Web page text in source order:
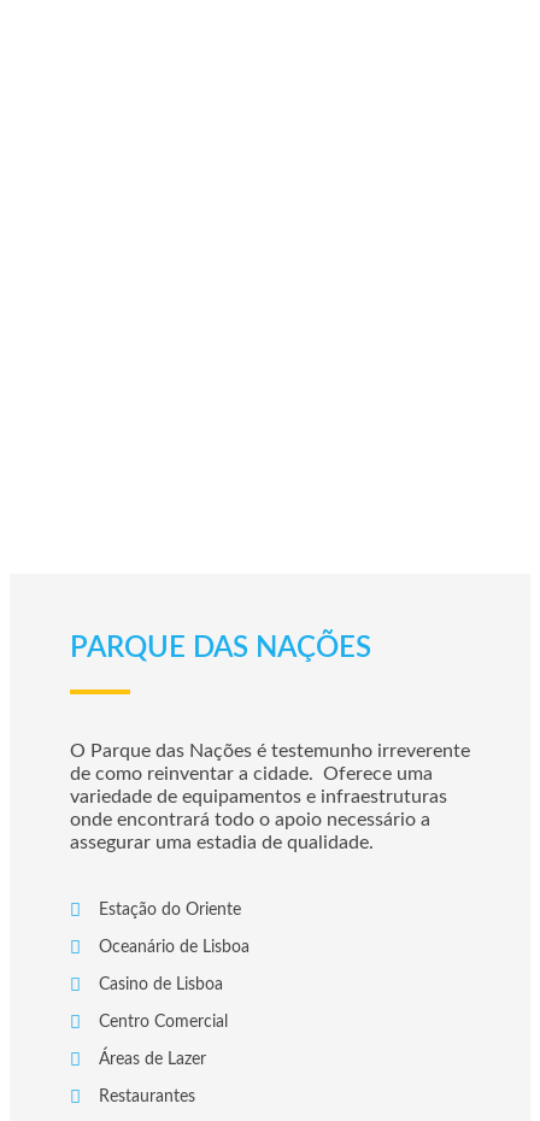
PARQUE DAS NAÇÕES
O Parque das Nações é testemunho irreverente
de como reinventar a cidade. Oferece uma
variedade de equipamentos e infraestruturas
onde encontrará todo o apoio necessário a
assegurar uma estadia de qualidade.
Estação do Oriente
Oceanário de Lisboa
Casino de Lisboa
Centro Comercial
Áreas de Lazer
Restaurantes